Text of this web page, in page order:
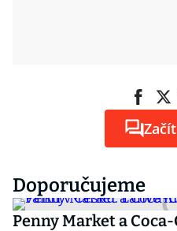
Doporučujeme
Penny Market a